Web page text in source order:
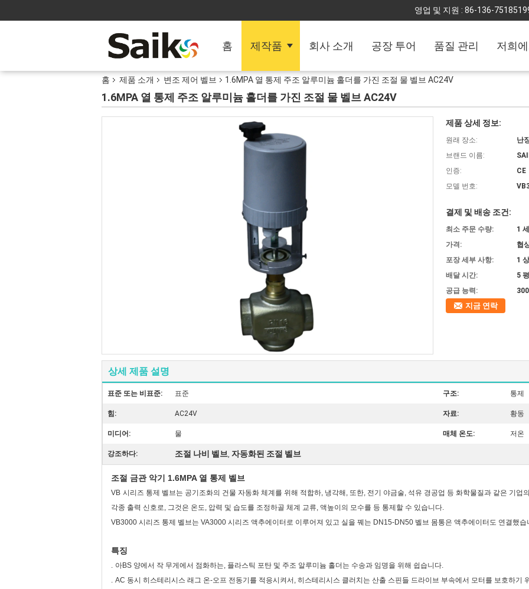
영업 및 지원 : 86-136-
홈 제작품 회사 소개 공장 투어 품질 관리 저희
홈 제품 소개 변조 제어 벨브 1.6MPA 열 통제 주조 알루미늄 홀더를 가진 조절 물 벨브 AC24V
1.6MPA 열 통제 주조 알루미늄 홀더를 가진 조절 물 벨브 AC24V
제품 상세 정보:
원래 장소:
난
브랜드 이름:
인증:
CE
모델 번호:
결제 및 배송 조건:
최소 주문 수량:
1
가격:
협
포장 세부 사항:
1
배달 시간:
5
공급 능력:
지금 연락
상세 제품 설명
표준 또는 비표준: 표준 구조: 통제
힘: AC24V 자료: 황동
미디어: 물 매체 온도: 저온
강조하다: 조절 나비 벨브, 자동화된 조절 벨브
조절 금관 악기 1.6MPA 열 통제 벨브
VB 시리즈 통제 벨브는 공기조화의 건물 자동화 체계를 위해 적합하, 냉각해, 또한, 전기 야금술, 석유 경공업 등 화학물질과 같은 기업
각종 출력 신호로, 그것은 온도, 압력 및 습도를 조정하골 체계 교류, 액높이의 모수를 등 통제할 수 있습니다.
VB3000 시리즈 통제 벨브는 VA3000 시리즈 액추에이터로 이루어져 있고 실을 꿰는 DN15-DN50 벨브 몸통은 액추에이터도 연결했습
특징
. 아BS 양에서 작 무게에서 점화하는, 플라스틱 포탄 및 주조 알루미늄 홀더는 수송과 임명을 위해 쉽습니다.
. AC 동시 히스테리시스 래그 온-오프 전동기를 적응시켜서, 히스테리시스 클러치는 산출 스핀들 드라이브 부속에서 모터를 보호하기